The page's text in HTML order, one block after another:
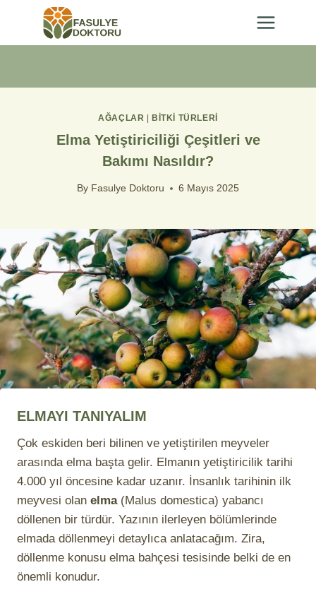
content
AĞAÇLAR |BİTKİ TÜRLERİ
Elma Yetiştiriciliği Çeşitleri ve
Bakımı Nasıldır?
By Fasulye Doktoru 6 Mayıs 2025
ELMAYI TANIYALIM
Çok eskiden beri bilinen ve yetiştirilen meyveler
arasında elma başta gelir. Elmanın yetiştiricilik tarihi
4.000 yıl öncesine kadar uzanır. İnsanlık tarihinin ilk
meyvesi olan elma(Malus domestica) yabancı
döllenen bir türdür. Yazının ilerleyen bölümlerinde
elmada döllenmeyi detaylıca anlatacağım. Zira,
döllenme konusu elma bahçesi tesisinde belki de en
önemli konudur.